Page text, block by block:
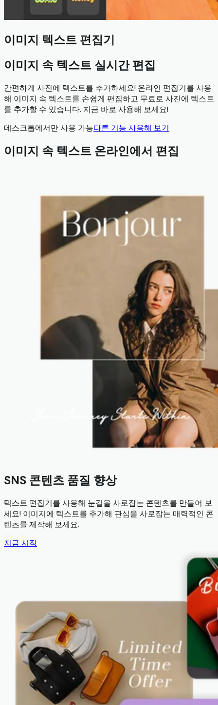
이미지 텍스트 편집기
이미지 속 텍스트 실시간 편집
간편하게 사진에 텍스트를 추가하세요! 온라인 편집기를 사용
해 이미지 속 텍스트를 손쉽게 편집하고 무료로 사진에 텍스트
를 추가할 수 있습니다. 지금 바로 사용해 보세요!
데스크톱에서만 사용 가능다른 기능 사용해 보기
이미지 속 텍스트 온라인에서 편집
SNS 콘텐츠 품질 향상
텍스트 편집기를 사용해 눈길을 사로잡는 콘텐츠를 만들어 보
세요! 이미지에 텍스트를 추가해 관심을 사로잡는 매력적인 콘
텐츠를 제작해 보세요.
지금 시작